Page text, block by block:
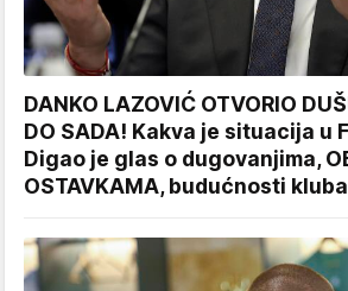
DANKO LAZOVIĆ OTVORIO
DO SADA! Kakva je situacija u
Digao je glas o dugovanjima,
OSTAVKAMA, budućnosti